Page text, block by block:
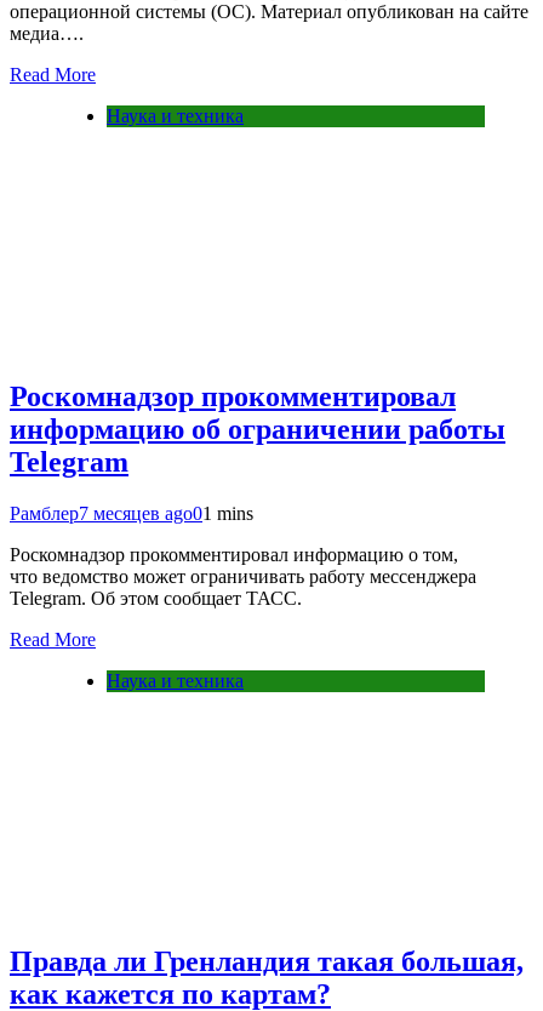
операционной системы (ОС). Материал опубликован на сайте
медиа….
Read More
Наука и техника
Роскомнадзор прокомментировал
информацию об ограничении работы
Telegram
Рамблер7 месяцев ago01 mins
Роскомнадзор прокомментировал информацию о том,
что ведомство может ограничивать работу мессенджера
Telegram. Об этом сообщает ТАСС.
Read More
Наука и техника
Правда ли Гренландия такая большая,
как кажется по картам?